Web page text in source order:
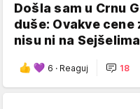
Došla sam u Crnu
duše: Ovakve
nisu ni na Sejšelima
6 · Reaguj 18